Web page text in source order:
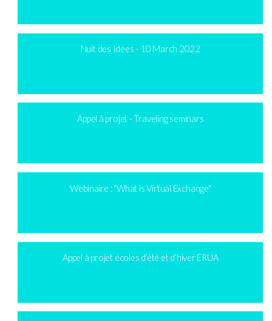
Nuit des Idées - 10 March 2022
Appel à projet - Traveling seminars
Webinaire : "What is Virtual Exchange"
Appel à projet écoles d’été et d’hiver ERUA